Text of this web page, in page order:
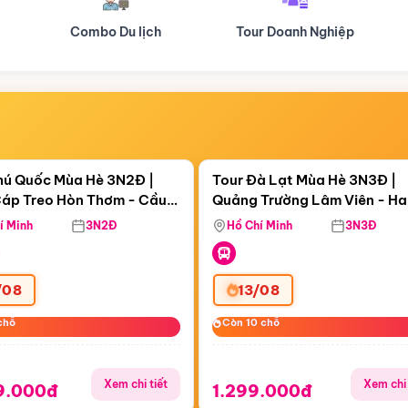
Tour Doanh Nghiệp Du lịch Hành Hương
11:41:05
Treo Hòn Thơm
Quốc Mùa Hè 3N2Đ |
Treo Hòn Thơm - Cầu
Viên Nước Aquatopia
Minh 3N2Đ
Xem chi tiết
Còn06 ngày 11:41:05
Tour Đà Lạt Mùa Hè 3N3Đ |
Quảng Trường Lâm Viên -
Hill - Puppy Farm
Hồ Chí Minh 3N3Đ
13/08
Còn 10 chỗ
Còn 10 chỗ
1.299.000đ Xem